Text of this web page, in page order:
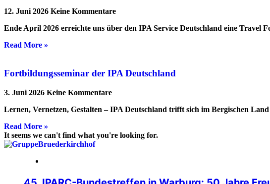
12. Juni 2026 Keine Kommentare
Ende April 2026 erreichte uns über den IPA Service Deutschland eine Travel
Read More »
Fortbildungsseminar der IPA Deutschland
3. Juni 2026 Keine Kommentare
Lernen, Vernetzen, Gestalten – IPA Deutschland trifft sich im Bergischen
Read More »
It seems we can't find what you're looking for.